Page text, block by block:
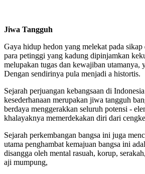
Jiwa Tangguh
Gaya hidup hedon yang melekat pada
para petinggi yang kadung dipinjamkan
melupakan tugas dan kewajiban utamanya,
Dengan sendirinya pula menjadi a histortis.
Sejarah perjuangan kebangsaan di
kesederhanaan merupakan jiwa tangguh
berdaya menggerakkan seluruh potensi -
khalayaknya memerdekakan diri dari
Sejarah perkembangan bangsa ini juga
utama penghambat kemajuan bangsa ini
disangga oleh mental rasuah, korup,
aji mumpung,